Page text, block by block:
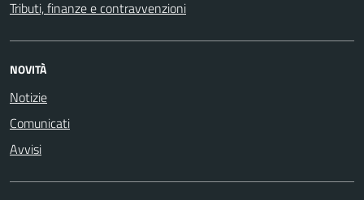
Tributi, finanze e contravvenzioni
NOVITÀ
Notizie
Comunicati
Avvisi